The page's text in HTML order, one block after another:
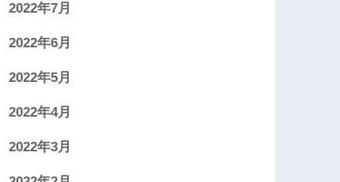
2022年7月
2022年6月
2022年5月
2022年4月
2022年3月